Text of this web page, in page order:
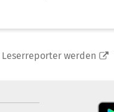
Leserreporter werden